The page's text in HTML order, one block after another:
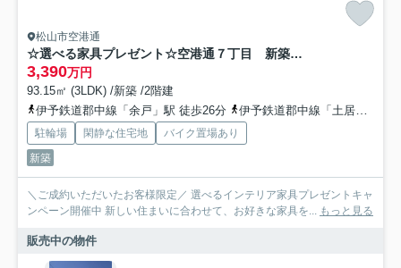
松山市空港通
☆選べる家具プレゼント☆空港通７丁目 新築戸建 3LDK
3,390万円
93.15㎡ (3LDK) /新築 /2階建
伊予鉄道郡中線「余戸」駅 徒歩26分
伊予鉄道郡中線「土居田」駅 徒歩29分
駐輪場 閑静な住宅地
バイク置場あり
新築
＼ご成約いただいたお客様限定／ 選べるインテリア家具プレゼントキャ
ンペーン開催中 新しい住まいに合わせて、お好きな家具を... もっと見る
販売中の物件